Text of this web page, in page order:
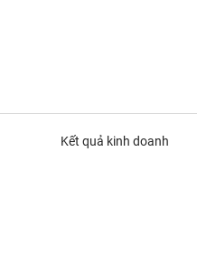
Kết quả kinh doanh